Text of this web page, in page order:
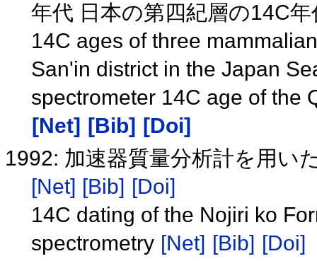
年代 日本の第四紀層の14C
14C ages of three
San'in district in the Japan
spectrometer 14C age of the
[Net]
[Bib]
[Doi]
1992: 加速器質量分析計を用い
[Net] [Bib] [Doi]
14C dating of the Nojiri ko
spectrometry [Net] [Bib] [Doi]